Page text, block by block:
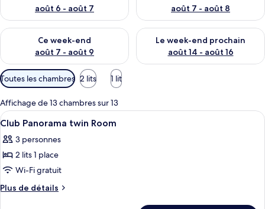
août 6 - août 7
août 7 - août 8
Ce week-end
août 7 - août 9
Vérifier la disponibilité pour ce week-end août 7 - août 9
Le week-end prochain
août 14 - août 16
Vérifier la disponibilité pour
Filtres
disponibles
pour
les
chambres
Toutes les chambres 2 lits 1 lit
Affichage de 13 chambres sur 13
Afficher
toutes
les
photos
pour
ce
Coffres-forts dans les chambres,
3
Club Panorama twin Room
3 personnes
2 lits 1 place
Wi-Fi gratuit
Plus de détails
Plus